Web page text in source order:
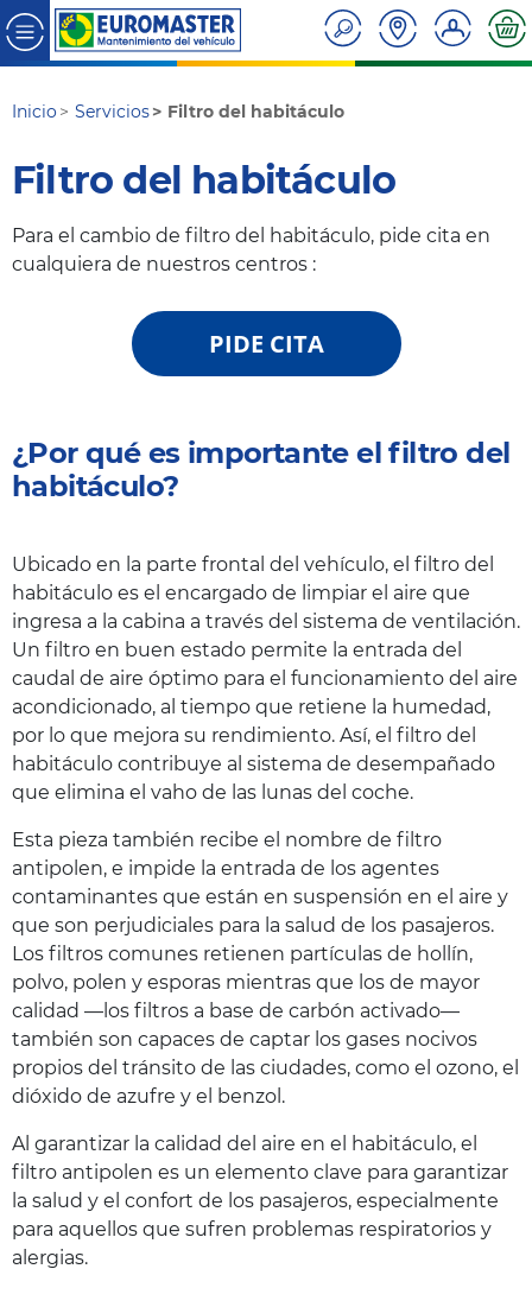
Inicio Servicios Filtro del habitáculo
Filtro del habitáculo
Para el cambio de filtro del habitáculo, pide cita en
cualquiera de nuestros centros :
PIDE CITA
¿Por qué es importante el filtro del
habitáculo?
Ubicado en la parte frontal del vehículo, el filtro del
habitáculo es el encargado de limpiar el aire que
ingresa a la cabina a través del sistema de ventilación.
Un filtro en buen estado permite la entrada del
caudal de aire óptimo para el funcionamiento del aire
acondicionado, al tiempo que retiene la humedad,
por lo que mejora su rendimiento. Así, el filtro del
habitáculo contribuye al sistema de desempañado
que elimina el vaho de las lunas del coche.
Esta pieza también recibe el nombre de filtro
antipolen, e impide la entrada de los agentes
contaminantes que están en suspensión en el aire y
que son perjudiciales para la salud de los pasajeros.
Los filtros comunes retienen partículas de hollín,
polvo, polen y esporas mientras que los de mayor
calidad —los filtros a base de carbón activado—
también son capaces de captar los gases nocivos
propios del tránsito de las ciudades, como el ozono, el
dióxido de azufre y el benzol.
Al garantizar la calidad del aire en el habitáculo, el
filtro antipolen es un elemento clave para garantizar
la salud y el confort de los pasajeros, especialmente
para aquellos que sufren problemas respiratorios y
alergias.